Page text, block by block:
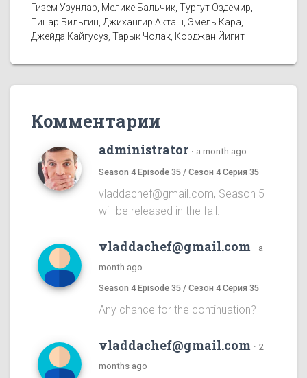
Гизем Узунлар, Мелике Бальчик, Тургут Оздемир,
Пинар Бильгин, Джихангир Акташ, Эмель Кара,
Джейда Кайгусуз, Тарык Чолак, Корджан Йигит
Комментарии
administrator · a month ago
Season 4 Episode 35 / Сезон 4 Серия 35
vladdachef@gmail.com, Season 5
will be released in the fall.
vladdachef@gmail.com · a
month ago
Season 4 Episode 35 / Сезон 4 Серия 35
Any chance for the continuation?
vladdachef@gmail.com · 2
months ago